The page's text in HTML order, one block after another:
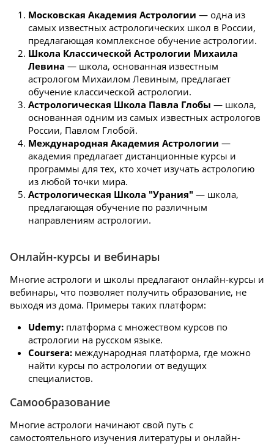
Московская Академия Астрологии — одна из
самых известных астрологических школ в России,
предлагающая комплексное обучение астрологии.
Школа Классической Астрологии Михаила
Левина — школа, основанная известным
астрологом Михаилом Левиным, предлагает
обучение классической астрологии.
Астрологическая Школа Павла Глобы — школа,
основанная одним из самых известных астрологов
России, Павлом Глобой.
Международная Академия Астрологии —
академия предлагает дистанционные курсы и
программы для тех, кто хочет изучать астрологию
из любой точки мира.
Астрологическая Школа "Урания" — школа,
предлагающая обучение по различным
направлениям астрологии.
Онлайн-курсы и вебинары
Многие астрологи и школы предлагают онлайн-курсы и
вебинары, что позволяет получить образование, не
выходя из дома. Примеры таких платформ:
Udemy: платформа с множеством курсов по
астрологии на русском языке.
Coursera: международная платформа, где можно
найти курсы по астрологии от ведущих
специалистов.
Самообразование
Многие астрологи начинают свой путь с
самостоятельного изучения литературы и онлайн-